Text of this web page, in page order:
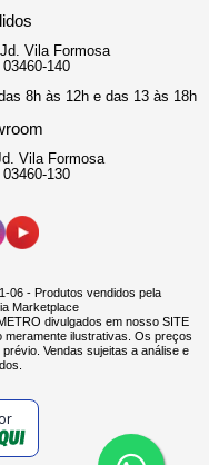
Vila Formosa
140
8h às 12h e das 13 às 18h
Vila Formosa
130
06 - Produtos vendidos pela
Marketplace
divulgados em nosso SITE
ilustrativas. Os preços
Vendas sujeitas a análise e